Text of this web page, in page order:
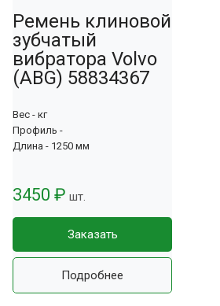
Ремень клиновой
зубчатый
вибратора Volvo
(ABG) 58834367
Вес - кг
Профиль -
Длина - 1250 мм
3450 ₽ шт.
Заказать
Подробнее